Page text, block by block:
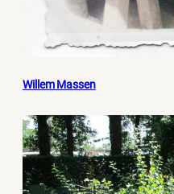
Willem Massen